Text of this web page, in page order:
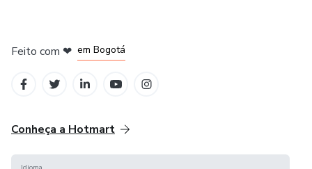
#ProjetosEletronicos
#EletronicaDigital
#ComponentesEletronicos
Feito com ❤ em Bogotá
Conheça a Hotmart